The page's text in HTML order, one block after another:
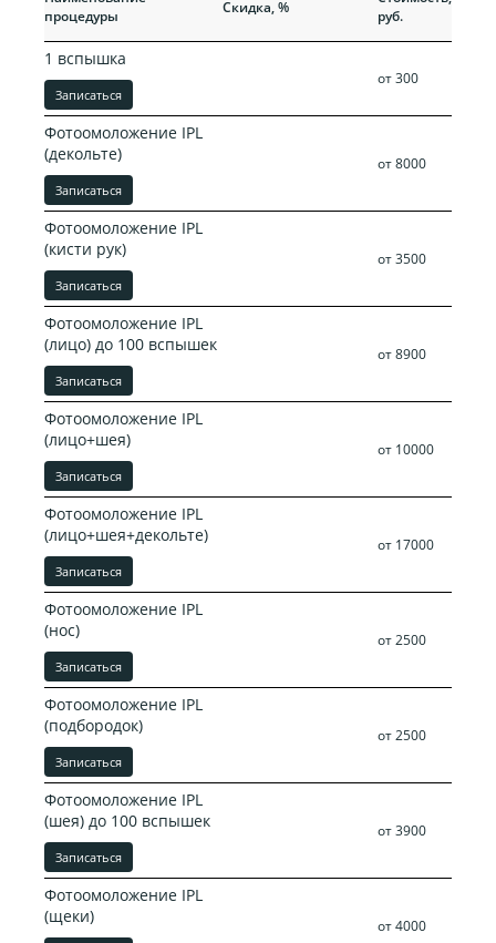
процедуры
Скидка, %
руб.
1 вспышка
Записаться
от 300
Фотоомоложение IPL
(декольте)
Записаться
от 8000
Фотоомоложение IPL
(кисти рук)
Записаться
от 3500
Фотоомоложение IPL
(лицо) до 100 вспышек
Записаться
от 8900
Фотоомоложение IPL
(лицо+шея)
Записаться
от 10000
Фотоомоложение IPL
(лицо+шея+декольте)
Записаться
от 17000
Фотоомоложение IPL
(нос)
Записаться
от 2500
Фотоомоложение IPL
(подбородок)
Записаться
от 2500
Фотоомоложение IPL
(шея) до 100 вспышек
Записаться
от 3900
Фотоомоложение IPL
(щеки)
от 4000